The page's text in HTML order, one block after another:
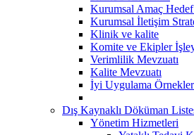
Kurumsal Amaç
Kurumsal İletişim
Klinik ve kalite
Komite ve Ekipler
Verimlilik Mevzuatı
Kalite Mevzuatı
İyi Uygulama
Dış Kaynaklı Döküman
Yönetim Hizmetleri